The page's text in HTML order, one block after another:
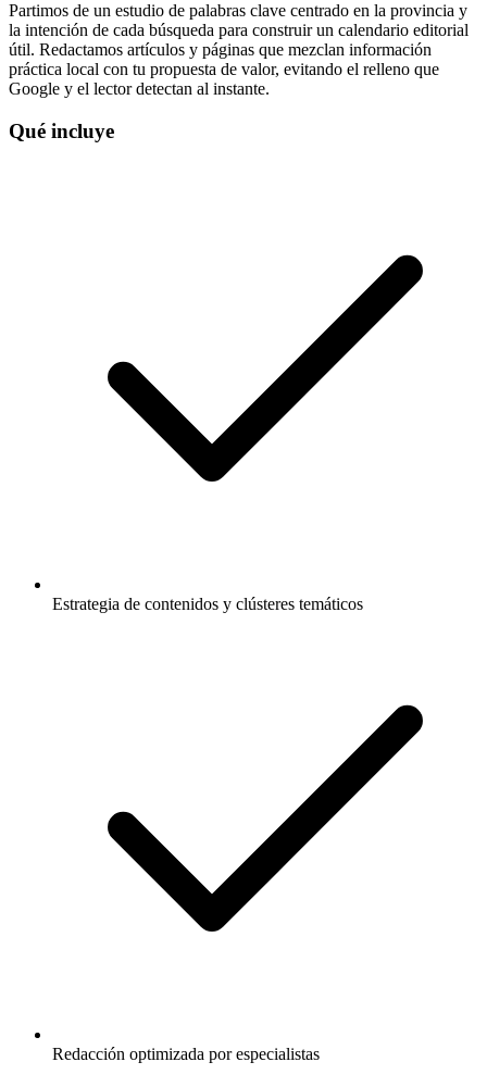
Partimos de un estudio de palabras clave centrado en la provincia y
la intención de cada búsqueda para construir un calendario editorial
útil. Redactamos artículos y páginas que mezclan información
práctica local con tu propuesta de valor, evitando el relleno que
Google y el lector detectan al instante.
Qué incluye
Estrategia de contenidos y clústeres temáticos
Redacción optimizada por especialistas